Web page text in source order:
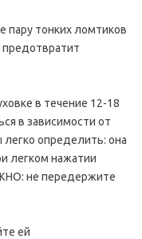
пару тонких ломтиков
в течение 12-18
в зависимости от
определить: она
легком нажатии
не передержите
ей